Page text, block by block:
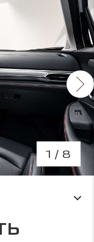
1 / 8
о